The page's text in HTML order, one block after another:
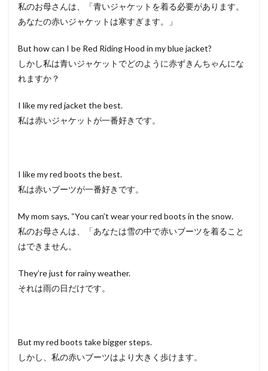
私のお母さんは、「青いジャケットを着る必要があります。
あなたの赤いジャケットは寒すぎます。」
But how can I be Red Riding Hood in my blue jacket?
しかし私は青いジャケットでどのように赤ずきんちゃんにな
れますか？
I like my red jacket the best.
私は赤いジャケットが一番好きです。
I like my red boots the best.
私は赤いブーツが一番好きです。
My mom says, “You can’t wear your red boots in the snow.
私のお母さんは、「あなたは雪の中で赤いブーツを着ること
はできません。
They’re just for rainy weather.
それは雨の日だけです。
But my red boots take bigger steps.
しかし、私の赤いブーツはより大きく歩けます。